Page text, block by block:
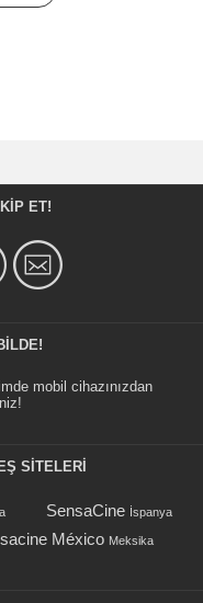
ET!
mobil cihazınızdan
SİTELERİ
SensaCine İspanya
México Meksika